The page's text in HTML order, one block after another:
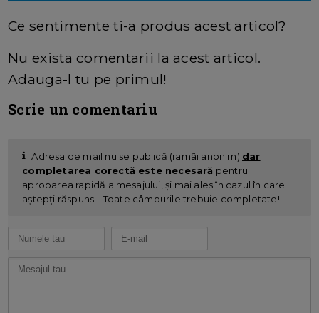
Ce sentimente ti-a produs acest articol?
Nu exista comentarii la acest articol.
Adauga-l tu pe primul!
Scrie un comentariu
Adresa de mail nu se publică (ramâi anonim) dar
completarea corectă este necesară pentru
aprobarea rapidă a mesajului, și mai ales în cazul în care
aștepți răspuns. | Toate câmpurile trebuie completate!